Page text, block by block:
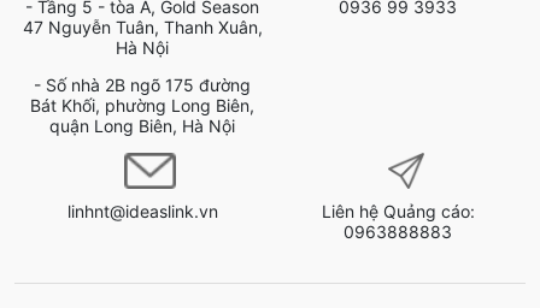
- Tầng 5 - tòa A, Gold Season
47 Nguyễn Tuân, Thanh Xuân,
Hà Nội
- Số nhà 2B ngõ 175 đường
Bát Khối, phường Long Biên,
quận Long Biên, Hà Nội
0936 99 3933
linhnt@ideaslink.vn
Liên hệ Quảng cáo:
0963888883